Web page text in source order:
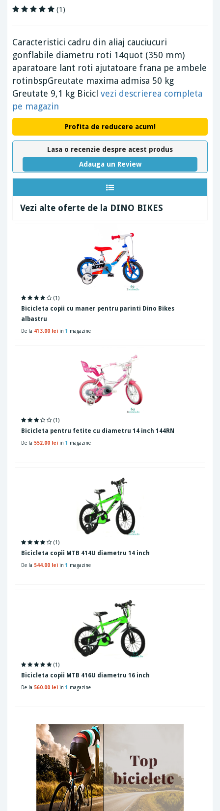
(1)
Caracteristici cadru din aliaj cauciucuri
gonflabile diametru roti 14quot (350 mm)
aparatoare lant roti ajutatoare frana pe ambele
rotinbspGreutate maxima admisa 50 kg
Greutate 9,1 kg Bicicl vezi descrierea completa
pe magazin
Profita de reducere acum!
Lasa o recenzie despre acest produs
Adauga un Review
Vezi alte oferte de la DINO BIKES
(1)
Bicicleta copii cu maner pentru parinti Dino Bikes
albastru
De la 413.00 lei in 1 magazine
(1)
Bicicleta pentru fetite cu diametru 14 inch 144RN
De la 552.00 lei in 1 magazine
(1)
Bicicleta copii MTB 414U diametru 14 inch
De la 544.00 lei in 1 magazine
(1)
Bicicleta copii MTB 416U diametru 16 inch
De la 560.00 lei in 1 magazine